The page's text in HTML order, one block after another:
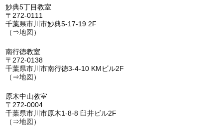
妙典5丁目教室
〒272-0111
千葉県市川市妙典5-17-19 2F
（⇒地図 ）
南行徳教室
〒272-0138
千葉県市川市南行徳3-4-10 KMビル2F
（⇒地図 ）
原木中山教室
〒272-0004
千葉県市川市原木1-8-8 臼井ビル2F
（⇒地図 ）